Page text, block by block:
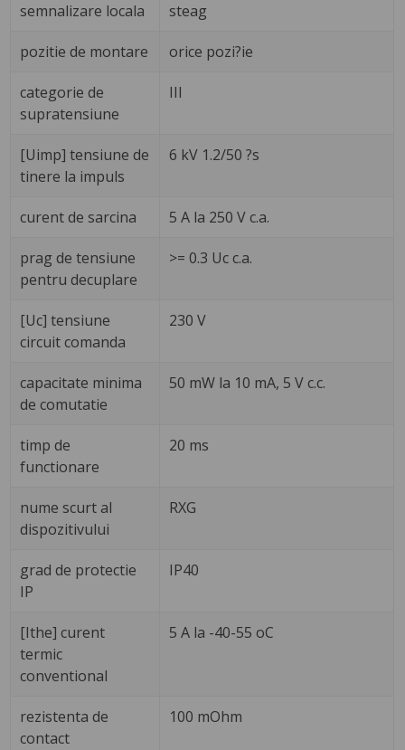
semnalizare locala steag
pozitie de montare orice pozi?ie
categorie de
supratensiune
III
[Uimp] tensiune de
tinere la impuls
6 kV 1.2/50 ?s
curent de sarcina 5 A la 250 V c.a.
prag de tensiune
pentru decuplare
>= 0.3 Uc c.a.
[Uc] tensiune
circuit comanda
230 V
capacitate minima
de comutatie
50 mW la 10 mA, 5 V c.c.
timp de
functionare
20 ms
nume scurt al
dispozitivului
RXG
grad de protectie
IP
IP40
[Ithe] curent
termic
conventional
5 A la -40-55 oC
rezistenta de
contact
100 mOhm